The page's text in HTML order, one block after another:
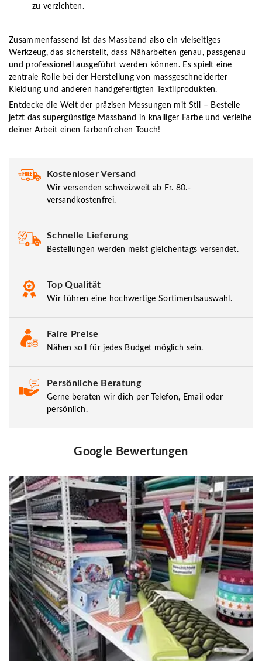
zu verzichten.
Zusammenfassend ist das Massband also ein vielseitiges
Werkzeug, das sicherstellt, dass Näharbeiten genau, passgenau
und professionell ausgeführt werden können. Es spielt eine
zentrale Rolle bei der Herstellung von massgeschneiderter
Kleidung und anderen handgefertigten Textilprodukten.
Entdecke die Welt der präzisen Messungen mit Stil – Bestelle
jetzt das supergünstige Massband in knalliger Farbe und verleihe
deiner Arbeit einen farbenfrohen Touch!
Kostenloser Versand
Wir versenden schweizweit ab Fr. 80.-
versandkostenfrei.
Schnelle Lieferung
Bestellungen werden meist gleichentags versendet.
Top Qualität
Wir führen eine hochwertige Sortimentsauswahl.
Faire Preise
Nähen soll für jedes Budget möglich sein.
Persönliche Beratung
Gerne beraten wir dich per Telefon, Email oder
persönlich.
Google Bewertungen